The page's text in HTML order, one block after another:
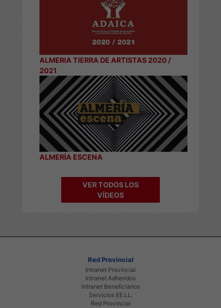
ALMERIA TIERRA DE ARTISTAS 2020 /
2021
ALMERÍA ESCENA
VER TODOS LOS
VÍDEOS
Red Provincial
Intranet Provincial
Intranet Adheridos
Intranet Beneficiarios
Servicios EE.LL.
Red Provincial